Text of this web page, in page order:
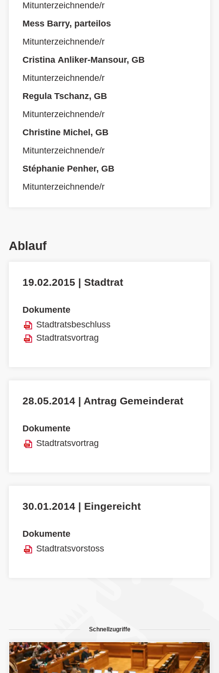
Mitunterzeichnende/r
Mess Barry, parteilos
Mitunterzeichnende/r
Cristina Anliker-Mansour, GB
Mitunterzeichnende/r
Regula Tschanz, GB
Mitunterzeichnende/r
Christine Michel, GB
Mitunterzeichnende/r
Stéphanie Penher, GB
Mitunterzeichnende/r
Ablauf
19.02.2015 | Stadtrat
Dokumente
Stadtratsbeschluss
Stadtratsvortrag
28.05.2014 | Antrag Gemeinderat
Dokumente
Stadtratsvortrag
30.01.2014 | Eingereicht
Dokumente
Stadtratsvorstoss
Schnellzugriffe